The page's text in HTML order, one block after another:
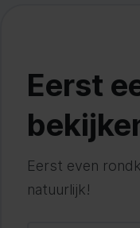
Eerst
Eerst even
natuurlijk!